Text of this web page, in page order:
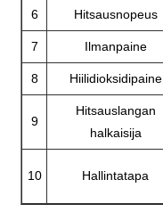
6 Hitsausnopeus
7 Ilmanpaine
8 Hiilidioksidipaine
9
Hitsauslangan
halkaisija
10 Hallintatapa